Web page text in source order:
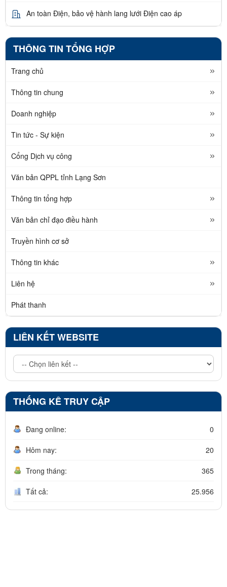
An toàn Điện, bảo vệ hành lang lưới Điện cao áp
THÔNG TIN TỔNG HỢP
Trang chủ
Thông tin chung
Doanh nghiệp
Tin tức - Sự kiện
Cổng Dịch vụ công
Văn bản QPPL tỉnh Lạng Sơn
Thông tin tổng hợp
Văn bản chỉ đạo điều hành
Truyền hình cơ sở
Thông tin khác
Liên hệ
Phát thanh
LIÊN KẾT WEBSITE
THỐNG KÊ TRUY CẬP
Đang online: 0
Hôm nay: 20
Trong tháng: 365
Tất cả: 25.956